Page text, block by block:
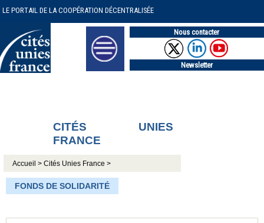
LE PORTAIL DE LA COOPÉRATION DÉCENTRALISÉE
Nous contacter
Newsletter
CITÉS UNIES
FRANCE
Accueil >Cités Unies France >
FONDS DE SOLIDARITÉ